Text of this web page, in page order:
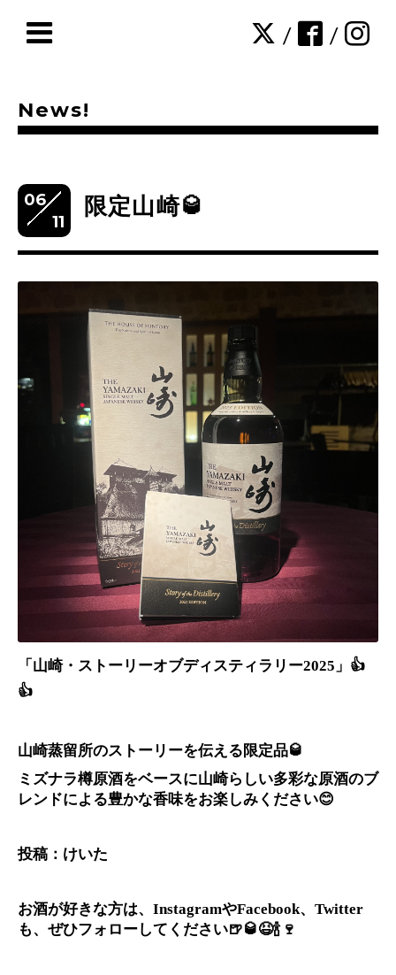
/ /
News!
06
11
限定山崎🥃
「山崎・ストーリーオブディスティラリー2025」👍
👍
山崎蒸留所のストーリーを伝える限定品🥃
ミズナラ樽原酒をベースに山崎らしい多彩な原酒のブ
レンドによる豊かな香味をお楽しみください😊
投稿：けいた
お酒が好きな方は、InstagramやFacebook、Twitter
も、ぜひフォローしてください🍺🥃😆🍾🍷